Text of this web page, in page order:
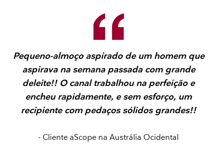
Pequeno-almoço aspirado de um homem que
aspirava na semana passada com grande
deleite!! O canal trabalhou na perfeição e
encheu rapidamente, e sem esforço, um
recipiente com pedaços sólidos grandes!!
- Cliente aScope na Austrália Ocidental